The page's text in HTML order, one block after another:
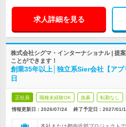
求人詳細を見る
株式会社シグマ・インターナショナル | 提
ことができます！
創業35年以上│独立系Sier会社【ア
日
正社員 職種未経験OK 急募 転勤なし
情報更新日：2026/07/24 終了予定日： 2027/01/